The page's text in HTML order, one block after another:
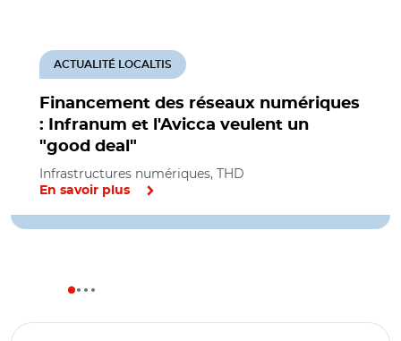
Financement des réseaux numériques
: Infranum et l'Avicca veulent un
"good deal"
ACTUALITÉ LOCALTIS
Infrastructures numériques, THD
En savoir plus